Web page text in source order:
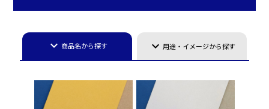
keyboard_arrow_down 商品名から探す keyboard_arrow_down用途・イメージから探す